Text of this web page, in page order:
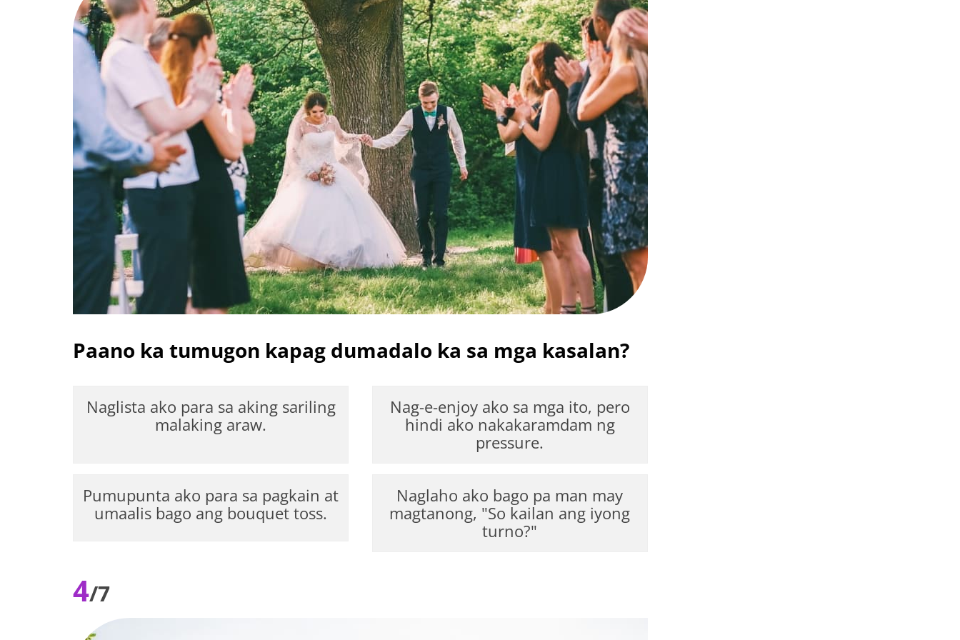
Paano ka tumugon kapag dumadalo ka sa mga kasalan?
Naglista ako para sa aking sariling
malaking araw.
Nag-e-enjoy ako sa mga ito, pero
hindi ako nakakaramdam ng
pressure.
Pumupunta ako para sa pagkain at
umaalis bago ang bouquet toss.
Naglaho ako bago pa man may
magtanong, "So kailan ang iyong
turno?"
4/7